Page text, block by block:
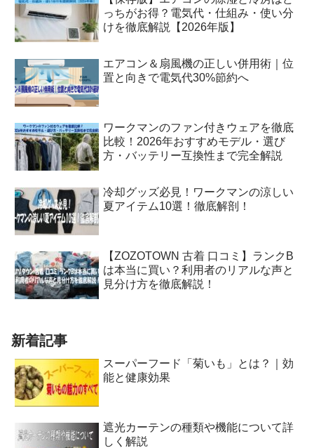
っちがお得？電気代・仕組み・使い分
けを徹底解説【2026年版】
エアコン＆扇風機の正しい併用術｜位
置と向きで電気代30%節約へ
ワークマンのファン付きウェアを徹底
比較！2026年おすすめモデル・選び
方・バッテリー互換性まで完全解説
冷却グッズ必見！ワークマンの涼しい
夏アイテム10選！徹底解剖！
【ZOZOTOWN 古着 口コミ】ランクB
は本当に買い？利用者のリアルな声と
見分け方を徹底解説！
新着記事
スーパーフード「菊いも」とは？｜効
能と健康効果
遮光カーテンの種類や機能について詳
しく解説